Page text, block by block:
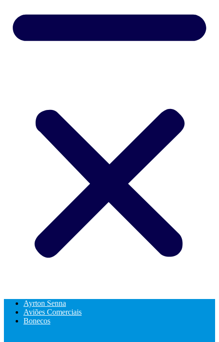
Ayrton Senna
Aviões Comerciais
Bonecos